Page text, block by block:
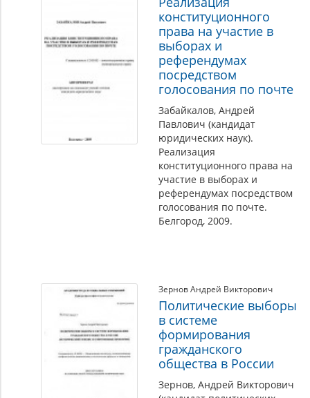
конституционного
права на участие в
выборах и
референдумах
посредством
голосования по почте
Забайкалов, Андрей
Павлович (кандидат
юридических наук).
Реализация
конституционного права на
участие в выборах и
референдумах посредством
голосования по почте.
Белгород, 2009.
Зернов Андрей Викторович
Политические выборы
в системе
формирования
гражданского
общества в России
Зернов, Андрей Викторович